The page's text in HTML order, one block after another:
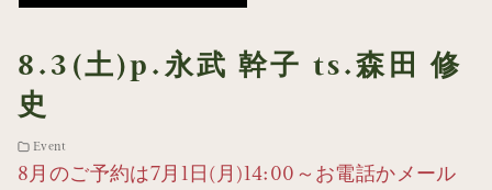
8.3(土)p.永武 幹子 ts.森田 修
史
Event
8月のご予約は7月1日(月)14:00～お電話かメール